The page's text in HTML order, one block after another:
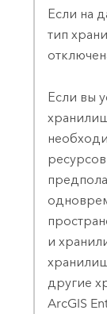
Если на
тип
Если вы
и
другие
ArcGIS